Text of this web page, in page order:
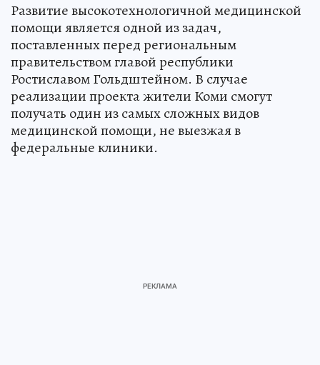
Развитие высокотехнологичной медицинской
помощи является одной из задач,
поставленных перед региональным
правительством главой республики
Ростиславом Гольдштейном. В случае
реализации проекта жители Коми смогут
получать один из самых сложных видов
медицинской помощи, не выезжая в
федеральные клиники.